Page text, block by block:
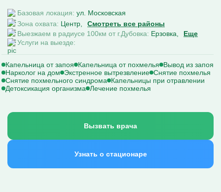
Базовая локация: ул. Московская
Зона охвата: Центр
Смотреть все районы
Выезжаем в радиусе 100км от г.Дубовка: Ерзовка
Еще
Услуги на выезде:
Капельница от запоя Капельница от похмелья
Вывод из запоя
Нарколог на дом
Экстренное вытрезвление Снятие похмелья
Снятие похмельного синдрома
Капельницы при отравлении
Детоксикация организма Лечение похмелья
Вызвать врача
Узнать о стационаре